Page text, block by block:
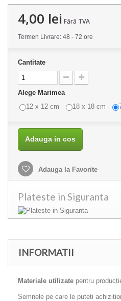
4,00 lei Fără TVA
Termen Livrare: 48 - 72 ore
Cantitate
Alege Marimea
12 x 12 cm
18 x 18 cm
Adauga in cos
Adauga la Favorite
Plateste in Siguranta
INFORMATII
Materiale utilizate pentru
Semnele pe care le puteti